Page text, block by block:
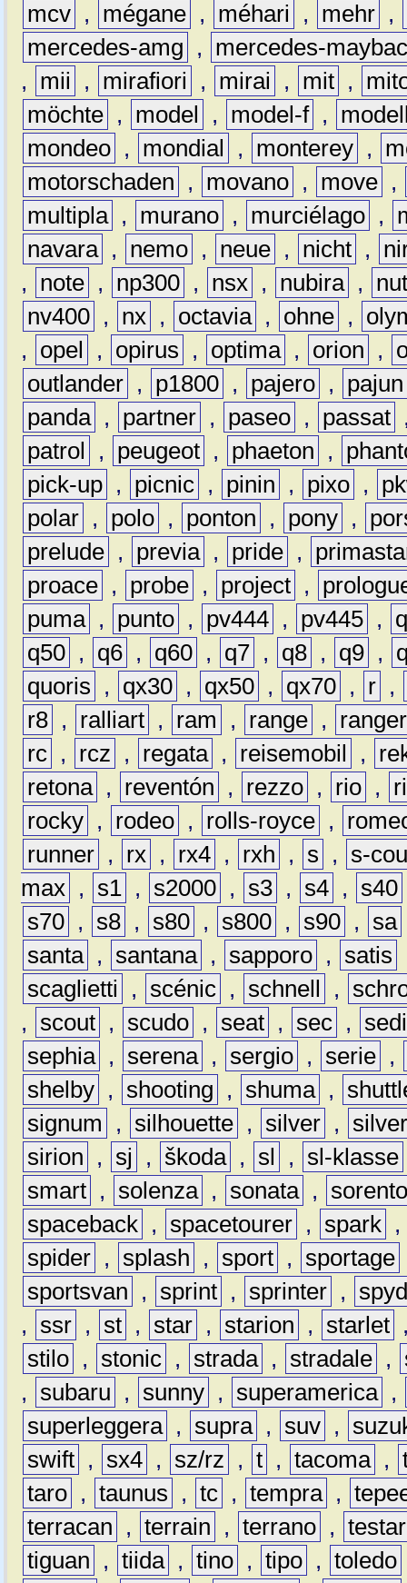
mcv , mégane , méhari , mehr ,
mercedes-amg
,
mercedes-
,
mii , mirafiori , mirai , mit ,
möchte , model , model-f ,
mondeo , mondial , monterey ,
motorschaden
, movano , move ,
multipla , murano , murciélago ,
navara , nemo , neue , nicht ,
,
note , np300 , nsx , nubira ,
nv400 , nx , octavia , ohne ,
,
opel , opirus , optima , orion ,
outlander , p1800 , pajero ,
pajun
panda , partner , paseo , passat
patrol
, peugeot , phaeton ,
pick-up , picnic , pinin , pixo ,
polar , polo , ponton , pony ,
prelude , previa , pride ,
proace , probe , project ,
puma , punto , pv444 , pv445 ,
q50 , q6 , q60 , q7 , q8 , q9 ,
quoris
, qx30 , qx50 , qx70 , r ,
r8 , ralliart , ram , range ,
ranger
rc , rcz , regata , reisemobil ,
retona , reventón , rezzo , rio ,
rocky , rodeo , rolls-royce ,
runner , rx , rx4 , rxh , s ,
s-
max , s1 , s2000 , s3 , s4 , s40
s70 , s8 , s80 , s800 , s90 , sa
santa , santana , sapporo , satis
scaglietti
, scénic , schnell ,
,
scout , scudo , seat , sec ,
sephia , serena , sergio , serie ,
shelby , shooting , shuma ,
signum
, silhouette , silver ,
sirion
, sj , škoda , sl , sl-klasse
smart , solenza , sonata ,
spaceback , spacetourer , spark ,
spider , splash , sport , sportage
sportsvan
, sprint , sprinter ,
,
ssr , st , star , starion , starlet
stilo , stonic , strada , stradale ,
,
subaru , sunny , superamerica ,
superleggera , supra , suv ,
swift , sx4 , sz/rz , t , tacoma ,
taro , taunus , tc , tempra ,
terracan
, terrain , terrano ,
tiguan
, tiida , tino , tipo , toledo